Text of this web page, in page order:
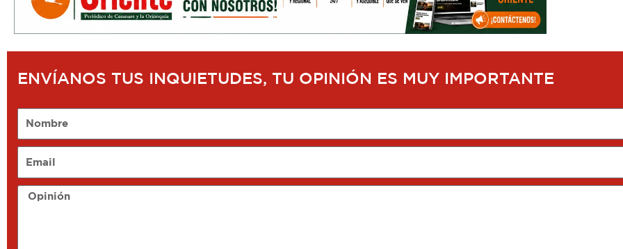
ENVÍANOS TUS INQUIETUDES, TU OPINIÓN ES MUY IMPORTANTE
Opinión